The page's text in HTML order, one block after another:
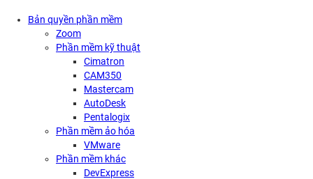
Bản quyền phần mềm
Zoom
Phần mềm kỹ thuật
Cimatron
CAM350
Mastercam
AutoDesk
Pentalogix
Phần mềm ảo hóa
VMware
Phần mềm khác
DevExpress